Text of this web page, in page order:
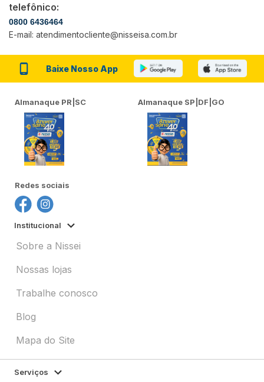
telefônico:
0800 6436464
E-mail: atendimentocliente@nisseisa.com.br
Baixe Nosso App
Almanaque PR|SC Almanaque SP|DF|GO
Redes sociais
Institucional
Sobre a Nissei
Nossas lojas
Trabalhe conosco
Blog
Mapa do Site
Serviços